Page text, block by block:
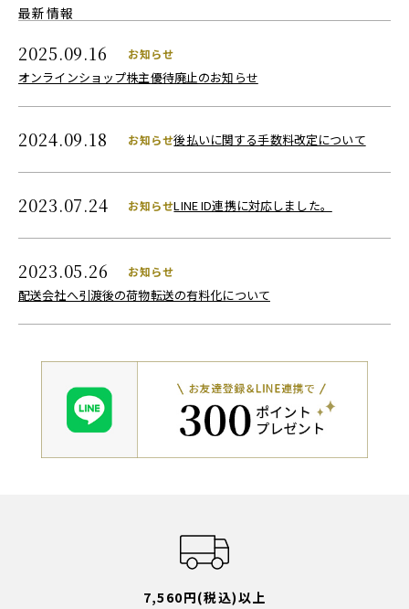
最新情報
2025.09.16 お知らせ
オンラインショップ株主優待廃止のお知らせ
2024.09.18 お知らせ後払いに関する手数料改定について
2023.07.24 お知らせLINE ID連携に対応しました。
2023.05.26 お知らせ
配送会社へ引渡後の荷物転送の有料化について
7,560円(税込)以上